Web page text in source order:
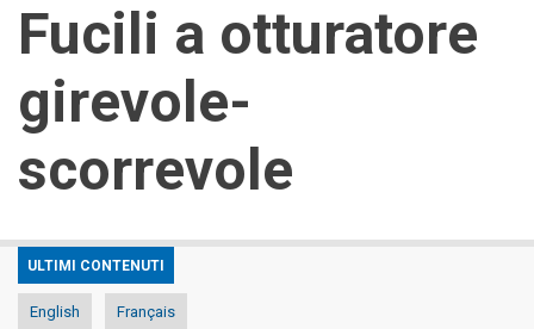
Fucili a otturatore
girevole-
scorrevole
ULTIMI CONTENUTI
English Français